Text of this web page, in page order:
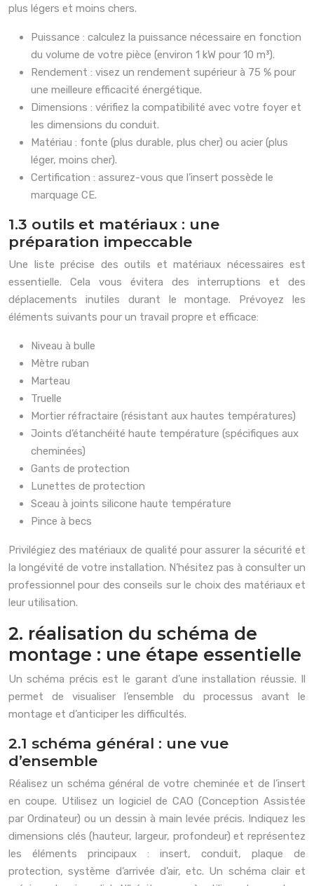
plus légers et moins chers.
Puissance : calculez la puissance nécessaire en fonction
du volume de votre pièce (environ 1 kW pour 10 m³).
Rendement : visez un rendement supérieur à 75 % pour
une meilleure efficacité énergétique.
Dimensions : vérifiez la compatibilité avec votre foyer et
les dimensions du conduit.
Matériau : fonte (plus durable, plus cher) ou acier (plus
léger, moins cher).
Certification : assurez-vous que l’insert possède le
marquage CE.
1.3 outils et matériaux : une
préparation impeccable
Une liste précise des outils et matériaux nécessaires est
essentielle. Cela vous évitera des interruptions et des
déplacements inutiles durant le montage. Prévoyez les
éléments suivants pour un travail propre et efficace:
Niveau à bulle
Mètre ruban
Marteau
Truelle
Mortier réfractaire (résistant aux hautes températures)
Joints d’étanchéité haute température (spécifiques aux
cheminées)
Gants de protection
Lunettes de protection
Sceau à joints silicone haute température
Pince à becs
Privilégiez des matériaux de qualité pour assurer la sécurité et
la longévité de votre installation. N’hésitez pas à consulter un
professionnel pour des conseils sur le choix des matériaux et
leur utilisation.
2. réalisation du schéma de
montage : une étape essentielle
Un schéma précis est le garant d’une installation réussie. Il
permet de visualiser l’ensemble du processus avant le
montage et d’anticiper les difficultés.
2.1 schéma général : une vue
d’ensemble
Réalisez un schéma général de votre cheminée et de l’insert
en coupe. Utilisez un logiciel de CAO (Conception Assistée
par Ordinateur) ou un dessin à main levée précis. Indiquez les
dimensions clés (hauteur, largeur, profondeur) et représentez
les éléments principaux : insert, conduit, plaque de
protection, système d’arrivée d’air, etc. Un schéma clair et